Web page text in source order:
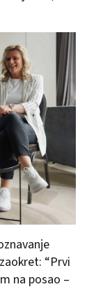
“Prvi
na posao –